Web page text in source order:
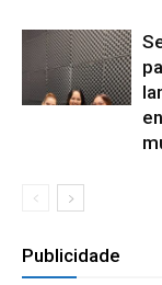
Publicidade